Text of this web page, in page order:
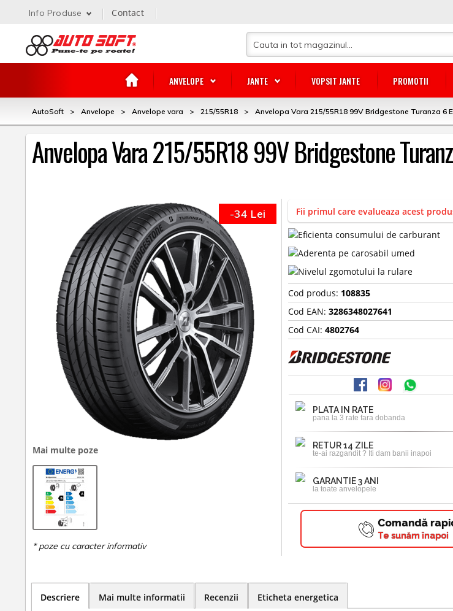
ANVELOPE JANTE VOPSIT JANTE PROMOTII
Info Produse Contact
AutoSoft > Anvelope > Anvelope vara > 215/55R18 > Anvelopa Vara 215/55R18 99V Bridgestone Turanza 6
Anvelopa Vara 215/55R18 99V Bridgestone
Mai multe poze
-34 Lei Fii primul care evalueaza acest
Cod produs: 108835
Cod EAN:3286348027641
Cod CAI:4802764
PLATA IN RATE
pana la 3 rate fara dobanda
RETUR 14 ZILE
te-ai razgandit ? Iti dam banii inapoi
GARANTIE 3 ANI
la toate anvelopele
Comandă
Te sunăm înapoi
Descriere Mai multe informatii Recenzii Eticheta energetica